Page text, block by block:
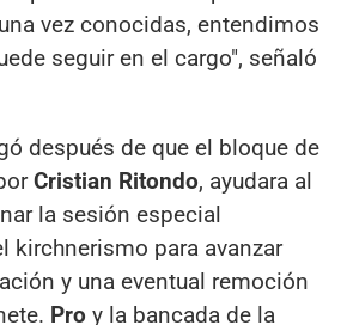
vez conocidas, entendimos
seguir en el cargo", señaló
después de que el bloque de
Cristian Ritondo, ayudara al
la sesión especial
kirchnerismo para avanzar
y una eventual remoción
Pro y la bancada de la